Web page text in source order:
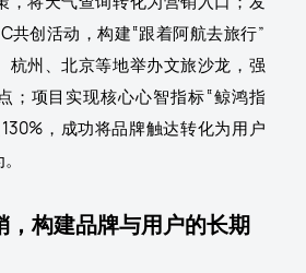
共创活动，构建“跟着阿航去旅行”
杭州、北京等地举办文旅沙龙，强
；项目实现核心心智指标“鲸鸿指
，成功将品牌触达转化为用户
，构建品牌与用户的长期